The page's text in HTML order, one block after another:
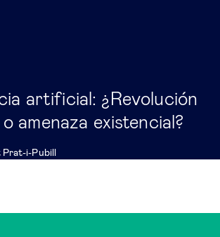
artificial: ¿Revolución
amenaza existencial?
i-Pubill